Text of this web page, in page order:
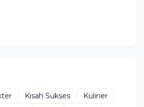
Kisah Sukses
Kuliner